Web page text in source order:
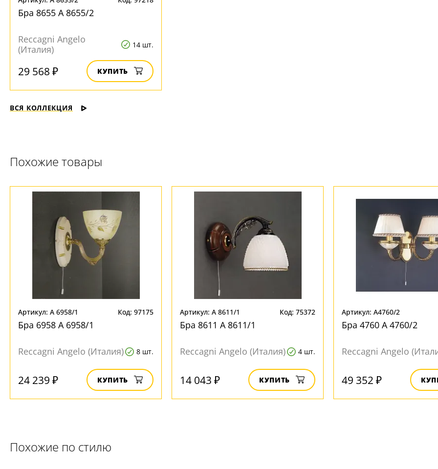
Бра 8655 A 8655/2
Reccagni Angelo
(Италия)
14 шт.
29 568 ₽ КУПИТЬ
ВСЯ КОЛЛЕКЦИЯ
Похожие товары
Артикул: A 6958/1 Код: 97175
Бра 6958 A 6958/1
Reccagni Angelo (Италия) 8 шт.
24 239 ₽ КУПИТЬ
Артикул: A 8611/1 Код: 75372
Бра 8611 A 8611/1
Reccagni Angelo (Италия) 4 шт.
14 043 ₽ КУПИТЬ
Артикул: A4760/2
Бра 4760 A 4760/2
Reccagni Angelo
49 352 ₽
Похожие по стилю